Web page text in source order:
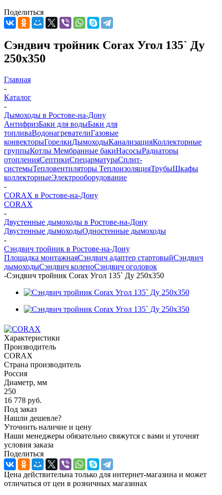
Поделиться
Сэндвич тройник Corax Угол 135` Ду
250х350
Главная
-
Каталог
-
Дымоходы в Ростове-на-Дону
АнтифризБаки для водыБаки для
топливаВодонагревателиГазовые
конвекторыГорелкиДымоходыКанализацияКоллекторные
группыКотлы Мембранные бакиНасосыРадиаторы
отопленияСептикиСпецарматураСплит-
системыТепловентиляторы ТеплоизоляцияТрубыШкафы
коллекторныеЭлектрооборудование
-
CORAX в Ростове-на-Дону
CORAX
-
Двустенные дымоходы в Ростове-на-Дону
Двустенные дымоходыОдностенные дымоходы
-
Сэндвич тройник в Ростове-на-Дону
Площадка монтажнаяСэндвич адаптер стартовыйСэндвич
дымоходыСэндвич коленоСэндвич оголовок
-Сэндвич тройник Corax Угол 135` Ду 250х350
Характеристики
Производитель
CORAX
Страна производитель
Россия
Диаметр, мм
250
16 778 руб.
Под заказ
Нашли дешевле?
Уточнить наличие и цену
Наши менеджеры обязательно свяжутся с вами и уточнят
условия заказа
Поделиться
Цена действительна только для интернет-магазина и может
отличаться от цен в розничных магазинах